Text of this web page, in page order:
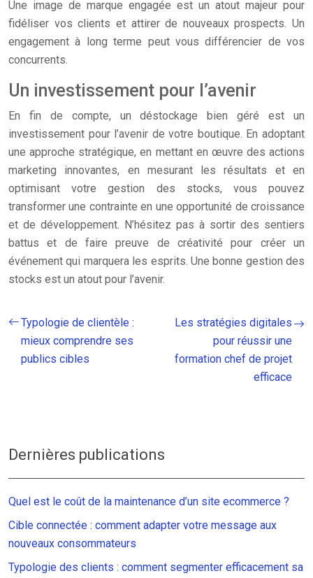
Une image de marque engagée est un atout majeur pour
fidéliser vos clients et attirer de nouveaux prospects. Un
engagement à long terme peut vous différencier de vos
concurrents.
Un investissement pour l’avenir
En fin de compte, un déstockage bien géré est un
investissement pour l’avenir de votre boutique. En adoptant
une approche stratégique, en mettant en œuvre des actions
marketing innovantes, en mesurant les résultats et en
optimisant votre gestion des stocks, vous pouvez
transformer une contrainte en une opportunité de croissance
et de développement. N’hésitez pas à sortir des sentiers
battus et de faire preuve de créativité pour créer un
événement qui marquera les esprits. Une bonne gestion des
stocks est un atout pour l’avenir.
Typologie de clientèle :
mieux comprendre ses
publics cibles
Les stratégies digitales
pour réussir une
formation chef de projet
efficace
Dernières publications
Quel est le coût de la maintenance d’un site ecommerce ?
Cible connectée : comment adapter votre message aux
nouveaux consommateurs
Typologie des clients : comment segmenter efficacement sa